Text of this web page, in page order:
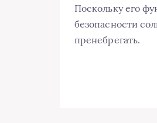
Поскольку его
безопасности
пренебрегать.